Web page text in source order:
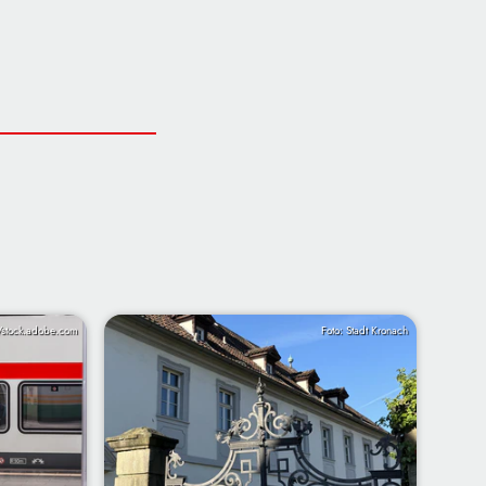
Foto: Stadt Kronach